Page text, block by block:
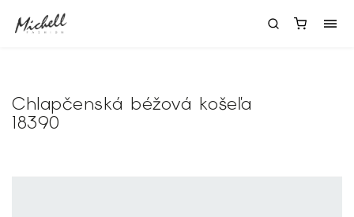
Chlapčenská béžová košeľa
18390